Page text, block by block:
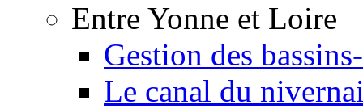
Entre Yonne et Loire
Gestion des
Le canal du